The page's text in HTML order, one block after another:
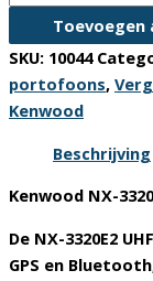
NX-
3320E2
UHF
Vergunnings
Portofoon
aantal
Toevoegen
SKU: 10044
portofoons,
Kenwood
Beschrijving
Kenwood NX-
De NX-3320E2
GPS en